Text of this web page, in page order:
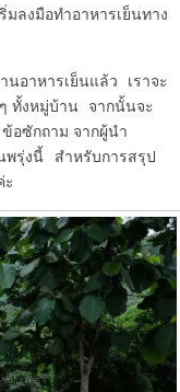
มลงมือทำอาหารเย็นทาง
อาหารเย็นแล้ว เราจะ
ทั้งหมู่บ้าน จากนั้นจะ
อซักถาม จากผู้นำ
พรุ่งนี้ สำหรับการสรุป
ะ